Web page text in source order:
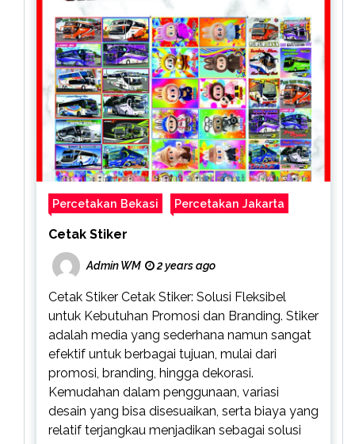
Percetakan Bekasi Percetakan Jakarta
Cetak Stiker
Admin WM 2 years ago
Cetak Stiker Cetak Stiker: Solusi Fleksibel
untuk Kebutuhan Promosi dan Branding. Stiker
adalah media yang sederhana namun sangat
efektif untuk berbagai tujuan, mulai dari
promosi, branding, hingga dekorasi.
Kemudahan dalam penggunaan, variasi
desain yang bisa disesuaikan, serta biaya yang
relatif terjangkau menjadikan sebagai solusi